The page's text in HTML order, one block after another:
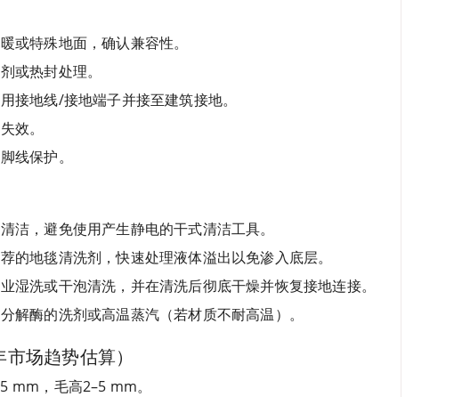
或特殊地面，确认兼容性。
或热封处理。
接地线/接地端子并接至建筑接地。
效。
线保护。
洁，避免使用产生静电的干式清洁工具。
的地毯清洗剂，快速处理液体溢出以免渗入底层。
湿洗或干泡清洗，并在清洗后彻底干燥并恢复接地连接。
解酶的洗剂或高温蒸汽（若材质不耐高温）。
场趋势估算）
mm，毛高2–5 mm。